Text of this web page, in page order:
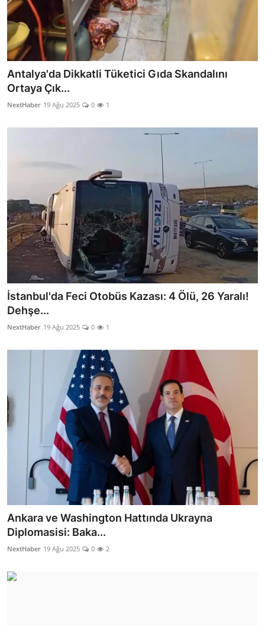
Antalya'da Dikkatli Tüketici Gıda Skandalını
Ortaya Çık...
NextHaber 19 Ağu 2025 0 1
İstanbul'da Feci Otobüs Kazası: 4 Ölü, 26 Yaralı!
Dehşe...
NextHaber 19 Ağu 2025 0 1
Ankara ve Washington Hattında Ukrayna
Diplomasisi: Baka...
NextHaber 19 Ağu 2025 0 2